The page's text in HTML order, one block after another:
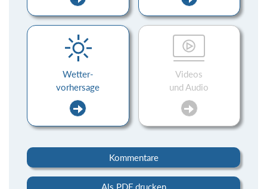
Wetter-
vorhersage
Videos
und Audio
Kommentare
Als PDF drucken